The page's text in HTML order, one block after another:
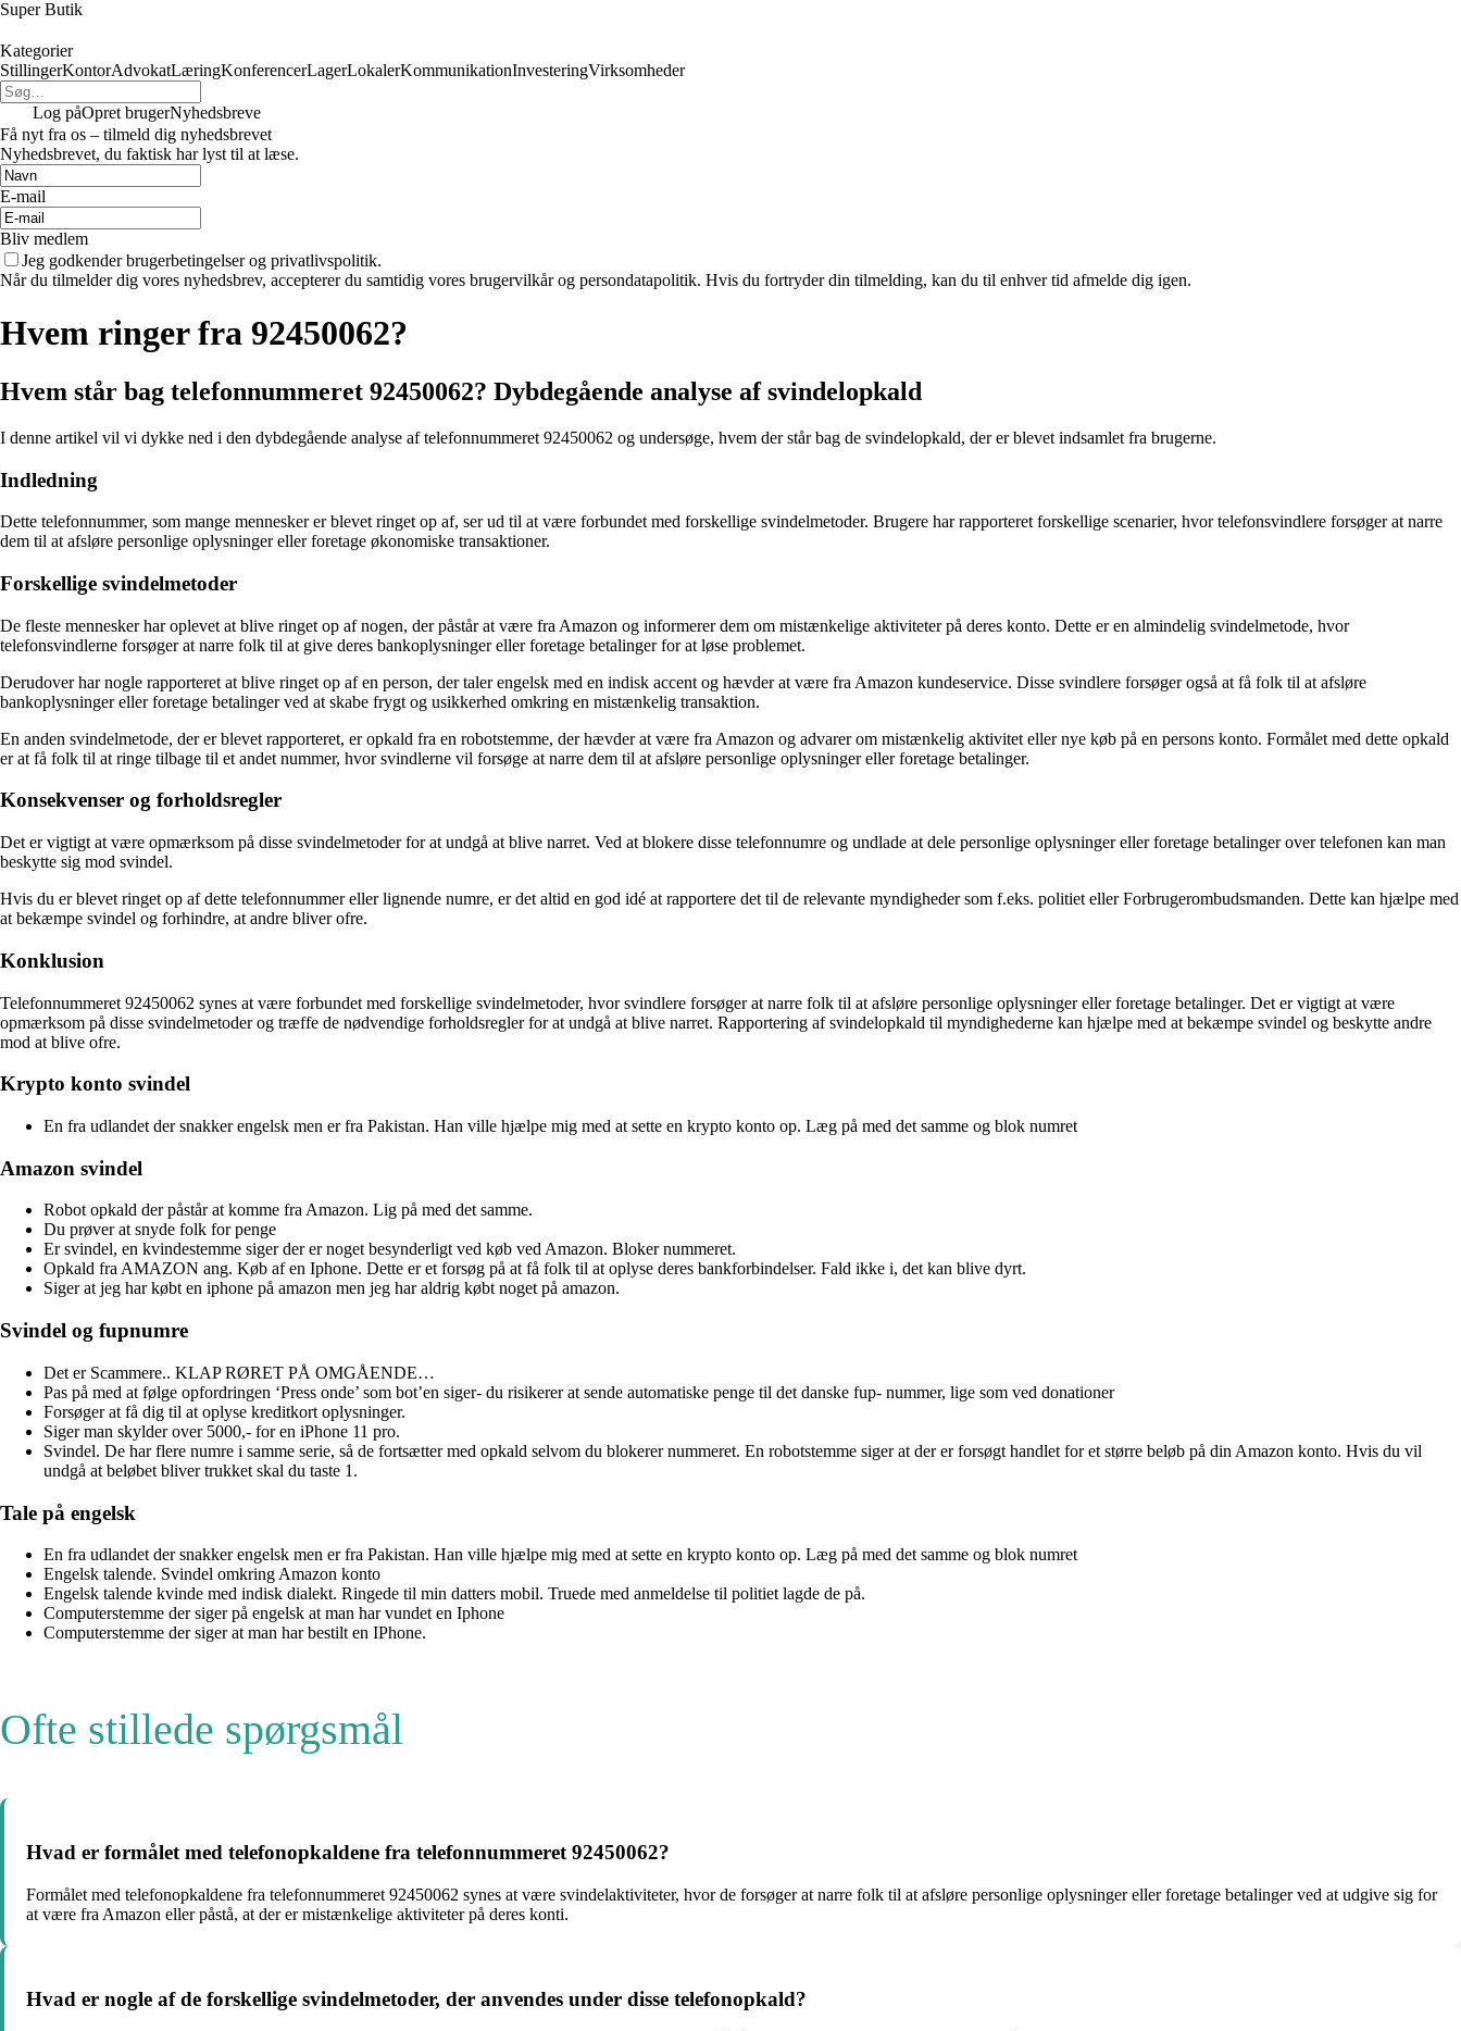
Super Butik
Kategorier
StillingerKontorAdvokatLæringKonferencerLagerLokalerKommunikationInvesteringVirksomheder
Log påOpret brugerNyhedsbreve
Få nyt fra os – tilmeld dig nyhedsbrevet
Nyhedsbrevet, du faktisk har lyst til at læse.
E-mail
Bliv medlem
Jeg godkender brugerbetingelser og privatlivspolitik.
Når du tilmelder dig vores nyhedsbrev, accepterer du samtidig vores brugervilkår og persondatapolitik. Hvis du fortryder din tilmelding, kan du til enhver tid afmelde dig igen.
Hvem ringer fra 92450062?
Hvem står bag telefonnummeret 92450062? Dybdegående analyse af svindelopkald
I denne artikel vil vi dykke ned i den dybdegående analyse af telefonnummeret 92450062 og undersøge, hvem der står bag de svindelopkald, der er blevet indsamlet fra brugerne.
Indledning
Dette telefonnummer, som mange mennesker er blevet ringet op af, ser ud til at være forbundet med forskellige svindelmetoder. Brugere har rapporteret forskellige scenarier, hvor telefonsvindlere forsøger at narre
dem til at afsløre personlige oplysninger eller foretage økonomiske transaktioner.
Forskellige svindelmetoder
De fleste mennesker har oplevet at blive ringet op af nogen, der påstår at være fra Amazon og informerer dem om mistænkelige aktiviteter på deres konto. Dette er en almindelig svindelmetode, hvor
telefonsvindlerne forsøger at narre folk til at give deres bankoplysninger eller foretage betalinger for at løse problemet.
Derudover har nogle rapporteret at blive ringet op af en person, der taler engelsk med en indisk accent og hævder at være fra Amazon kundeservice. Disse svindlere forsøger også at få folk til at afsløre
bankoplysninger eller foretage betalinger ved at skabe frygt og usikkerhed omkring en mistænkelig transaktion.
En anden svindelmetode, der er blevet rapporteret, er opkald fra en robotstemme, der hævder at være fra Amazon og advarer om mistænkelig aktivitet eller nye køb på en persons konto. Formålet med dette opkald
er at få folk til at ringe tilbage til et andet nummer, hvor svindlerne vil forsøge at narre dem til at afsløre personlige oplysninger eller foretage betalinger.
Konsekvenser og forholdsregler
Det er vigtigt at være opmærksom på disse svindelmetoder for at undgå at blive narret. Ved at blokere disse telefonnumre og undlade at dele personlige oplysninger eller foretage betalinger over telefonen kan man
beskytte sig mod svindel.
Hvis du er blevet ringet op af dette telefonnummer eller lignende numre, er det altid en god idé at rapportere det til de relevante myndigheder som f.eks. politiet eller Forbrugerombudsmanden. Dette kan hjælpe med
at bekæmpe svindel og forhindre, at andre bliver ofre.
Konklusion
Telefonnummeret 92450062 synes at være forbundet med forskellige svindelmetoder, hvor svindlere forsøger at narre folk til at afsløre personlige oplysninger eller foretage betalinger. Det er vigtigt at være
opmærksom på disse svindelmetoder og træffe de nødvendige forholdsregler for at undgå at blive narret. Rapportering af svindelopkald til myndighederne kan hjælpe med at bekæmpe svindel og beskytte andre
mod at blive ofre.
Krypto konto svindel
En fra udlandet der snakker engelsk men er fra Pakistan. Han ville hjælpe mig med at sette en krypto konto op. Læg på med det samme og blok numret
Amazon svindel
Robot opkald der påstår at komme fra Amazon. Lig på med det samme.
Du prøver at snyde folk for penge
Er svindel, en kvindestemme siger der er noget besynderligt ved køb ved Amazon. Bloker nummeret.
Opkald fra AMAZON ang. Køb af en Iphone. Dette er et forsøg på at få folk til at oplyse deres bankforbindelser. Fald ikke i, det kan blive dyrt.
Siger at jeg har købt en iphone på amazon men jeg har aldrig købt noget på amazon.
Svindel og fupnumre
Det er Scammere.. KLAP RØRET PÅ OMGÅENDE…
Pas på med at følge opfordringen ‘Press onde’ som bot’en siger- du risikerer at sende automatiske penge til det danske fup- nummer, lige som ved donationer
Forsøger at få dig til at oplyse kreditkort oplysninger.
Siger man skylder over 5000,- for en iPhone 11 pro.
Svindel. De har flere numre i samme serie, så de fortsætter med opkald selvom du blokerer nummeret. En robotstemme siger at der er forsøgt handlet for et større beløb på din Amazon konto. Hvis du vil
undgå at beløbet bliver trukket skal du taste 1.
Tale på engelsk
En fra udlandet der snakker engelsk men er fra Pakistan. Han ville hjælpe mig med at sette en krypto konto op. Læg på med det samme og blok numret
Engelsk talende. Svindel omkring Amazon konto
Engelsk talende kvinde med indisk dialekt. Ringede til min datters mobil. Truede med anmeldelse til politiet lagde de på.
Computerstemme der siger på engelsk at man har vundet en Iphone
Computerstemme der siger at man har bestilt en IPhone.
Ofte stillede spørgsmål
Hvad er formålet med telefonopkaldene fra telefonnummeret 92450062?
Formålet med telefonopkaldene fra telefonnummeret 92450062 synes at være svindelaktiviteter, hvor de forsøger at narre folk til at afsløre personlige oplysninger eller foretage betalinger ved at udgive sig for
at være fra Amazon eller påstå, at der er mistænkelige aktiviteter på deres konti.
Hvad er nogle af de forskellige svindelmetoder, der anvendes under disse telefonopkald?